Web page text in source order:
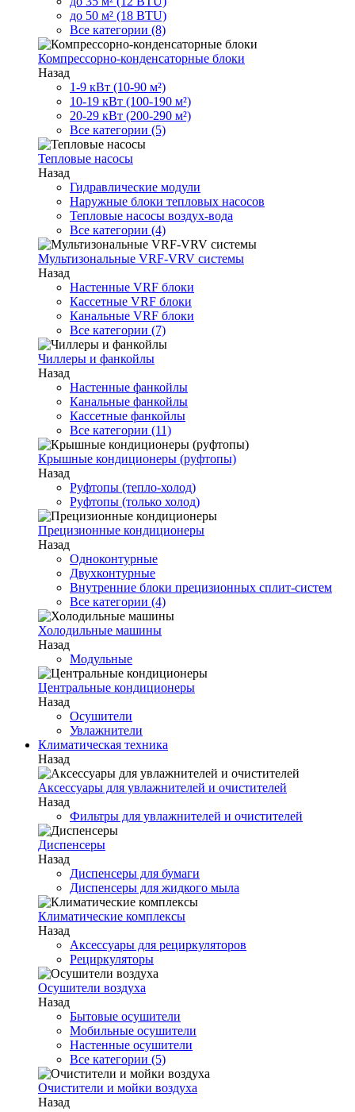
до 50 м² (18 BTU)
Все категории (8)
Компрессорно-конденсаторные блоки
Назад
1-9 кВт (10-90 м²)
10-19 кВт (100-190 м²)
20-29 кВт (200-290 м²)
Все категории (5)
Тепловые насосы
Назад
Гидравлические модули
Наружные блоки тепловых насосов
Тепловые насосы воздух-вода
Все категории (4)
Мультизональные VRF-VRV системы
Назад
Настенные VRF блоки
Кассетные VRF блоки
Канальные VRF блоки
Все категории (7)
Чиллеры и фанкойлы
Назад
Настенные фанкойлы
Канальные фанкойлы
Кассетные фанкойлы
Все категории (11)
Крышные кондиционеры (руфтопы)
Назад
Руфтопы (тепло-холод)
Руфтопы (только холод)
Прецизионные кондиционеры
Назад
Одноконтурные
Двухконтурные
Внутренние блоки прецизионных сплит-систем
Все категории (4)
Холодильные машины
Назад
Модульные
Центральные кондиционеры
Назад
Осушители
Увлажнители
Климатическая техника
Назад
Аксессуары для увлажнителей и очистителей
Назад
Фильтры для увлажнителей и очистителей
Диспенсеры
Назад
Диспенсеры для бумаги
Диспенсеры для жидкого мыла
Климатические комплексы
Назад
Аксессуары для рециркуляторов
Рециркуляторы
Осушители воздуха
Назад
Бытовые осушители
Мобильные осушители
Настенные осушители
Все категории (5)
Очистители и мойки воздуха
Назад